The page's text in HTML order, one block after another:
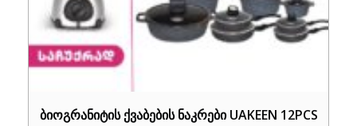
ბიოგრანიტის ქვაბების ნაკრები UAKEEN 12PCS